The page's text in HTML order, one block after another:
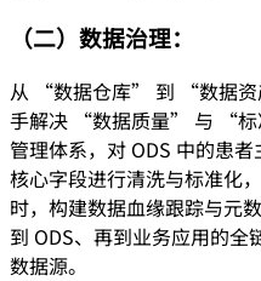
（二）数据治理：
从 “数据仓库” 到 “数据资
手解决 “数据质量” 与 “标
管理体系，对 ODS 中的患
核心字段进行清洗与标准化
时，构建数据血缘跟踪与元
到 ODS、再到业务应用的
数据源。